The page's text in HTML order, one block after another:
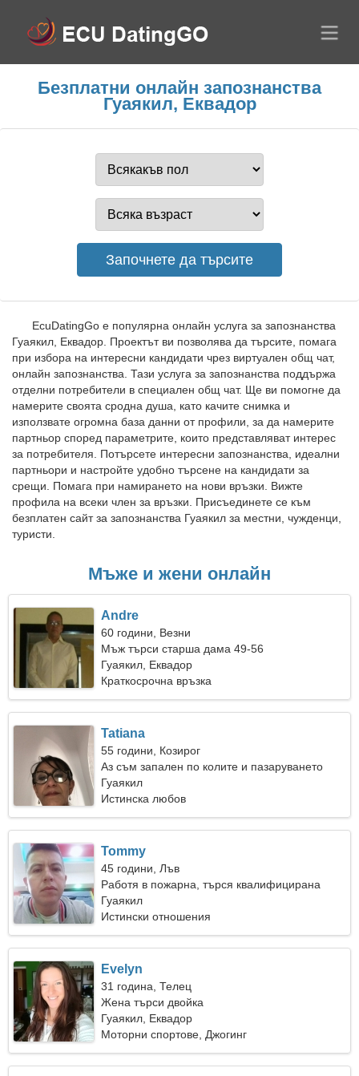
Безплатни онлайн запознанства
Гуаякил, Еквадор
EcuDatingGo е популярна онлайн услуга за запознанства
Гуаякил, Еквадор. Проектът ви позволява да търсите, помага
при избора на интересни кандидати чрез виртуален общ чат,
онлайн запознанства. Тази услуга за запознанства поддържа
отделни потребители в специален общ чат. Ще ви помогне да
намерите своята сродна душа, като качите снимка и
използвате огромна база данни от профили, за да намерите
партньор според параметрите, които представляват интерес
за потребителя. Потърсете интересни запознанства, идеални
партньори и настройте удобно търсене на кандидати за
срещи. Помага при намирането на нови връзки. Вижте
профила на всеки член за връзки. Присъединете се към
безплатен сайт за запознанства Гуаякил за местни, чужденци,
туристи.
Мъже и жени онлайн
Andre
60 години, Везни
Мъж търси старша дама 49-56
Гуаякил, Еквадор
Краткосрочна връзка
Tatiana
55 години, Козирог
Аз съм запален по колите и пазаруването
Гуаякил
Истинска любов
Tommy
45 години, Лъв
Работя в пожарна, търся квалифицирана
жена
Гуаякил
Истински отношения
Evelyn
31 година, Телец
Жена търси двойка
Гуаякил, Еквадор
Моторни спортове, Джогинг